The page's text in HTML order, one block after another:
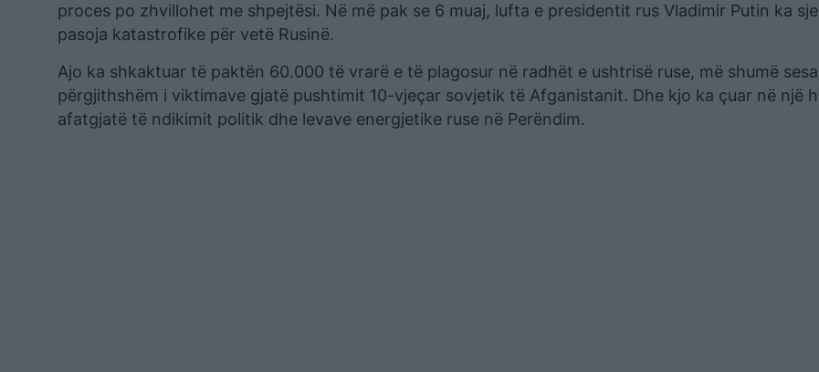
proces po zhvillohet me shpejtësi. Në më pak se 6 muaj, lufta e presidentit rus Vladimir Putin ka
pasoja katastrofike për vetë Rusinë.
Ajo ka shkaktuar të paktën 60.000 të vrarë e të plagosur në radhët e ushtrisë ruse, më shumë
përgjithshëm i viktimave gjatë pushtimit 10-vjeçar sovjetik të Afganistanit. Dhe kjo ka çuar në një
afatgjatë të ndikimit politik dhe levave energjetike ruse në Perëndim.